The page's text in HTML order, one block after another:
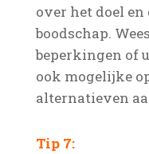
over het doel
boodschap.
beperkingen of
ook mogelijke
alternatieven
Tip 7: